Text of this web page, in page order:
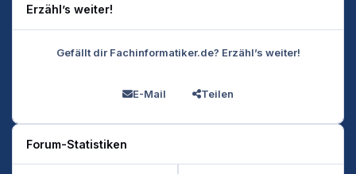
Erzähl’s weiter!
Gefällt dir Fachinformatiker.de? Erzähl’s weiter!
E-Mail Teilen
Forum-Statistiken